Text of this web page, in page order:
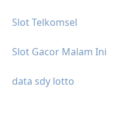
Slot Telkomsel
Slot Gacor Malam Ini
data sdy lotto